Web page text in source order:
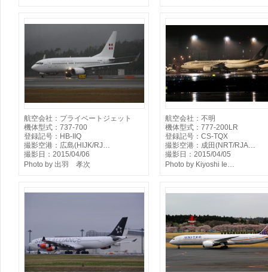
航空会社：プライベートジェット
機体型式：737-700
登録記号：HB-IIQ
撮影空港：広島(HIJK/RJ…
撮影日：2015/04/06
Photo by 出羽 孝次
航空会社：不明
機体型式：777-200LR
登録記号：CS-TQX
撮影空港：成田(NRT/RJA…
撮影日：2015/04/05
Photo by Kiyoshi Ie…